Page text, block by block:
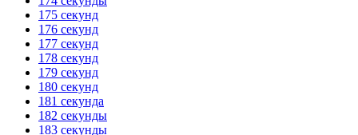
175 секунд
176 секунд
177 секунд
178 секунд
179 секунд
180 секунд
181 секунда
182 секунды
183 секунды